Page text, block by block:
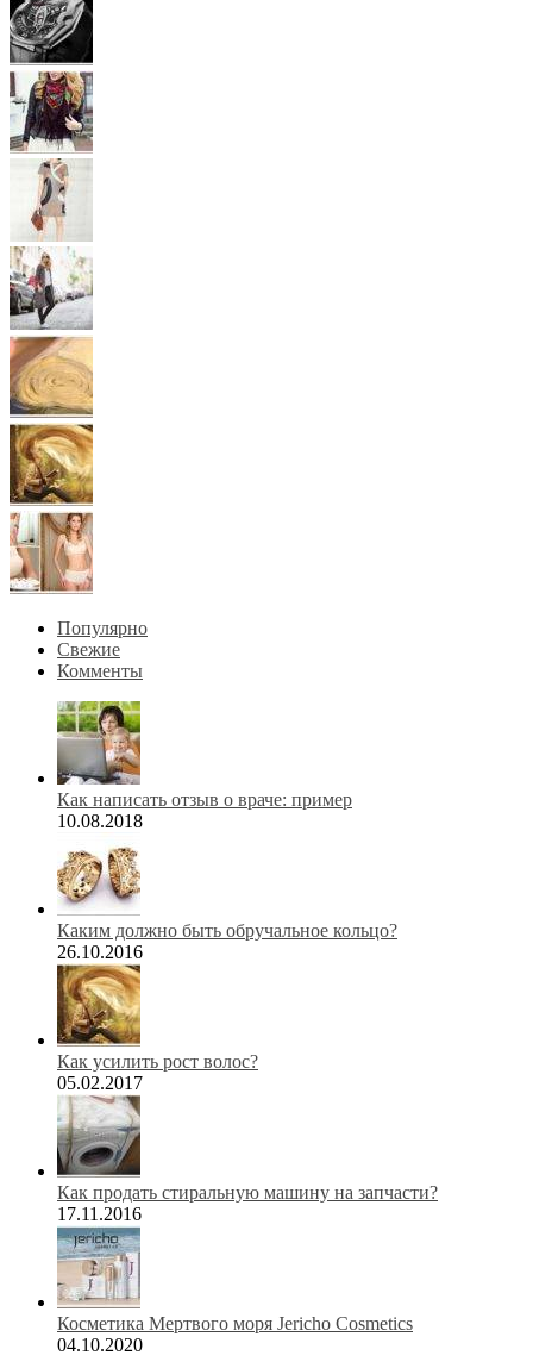
Популярно
Свежие
Комменты
Как написать отзыв о враче: пример
10.08.2018
Каким должно быть обручальное кольцо?
26.10.2016
Как усилить рост волос?
05.02.2017
Как продать стиральную машину на запчасти?
17.11.2016
Косметика Мертвого моря Jericho Cosmetics
04.10.2020